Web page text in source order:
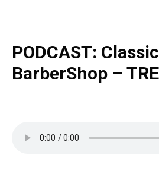
PODCAST: Classic
BarberShop –